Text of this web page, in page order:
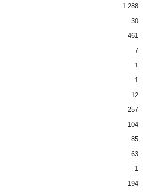
1.288
30
461
7
1
1
12
257
104
85
63
1
194